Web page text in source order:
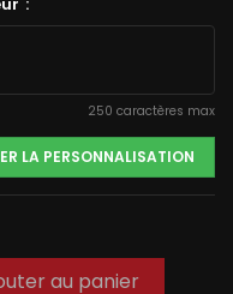
250 caractères max
LA PERSONNALISATION
au panier